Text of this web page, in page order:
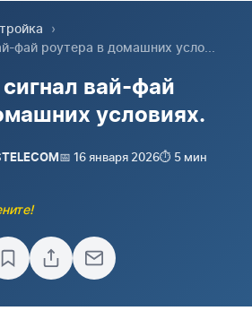
›
фай роутера в домашних усло...
сигнал вай-фай
условиях.
📅 16 января 2026⏱️ 5 мин